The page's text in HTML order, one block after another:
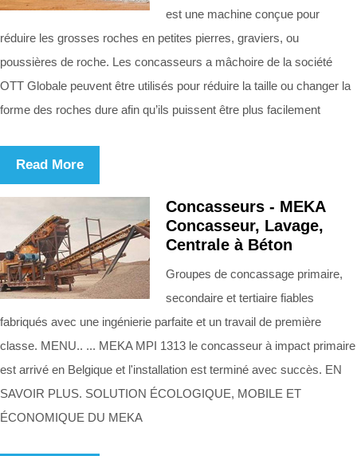
est une machine conçue pour
réduire les grosses roches en petites pierres, graviers, ou
poussières de roche. Les concasseurs a mâchoire de la société
OTT Globale peuvent être utilisés pour réduire la taille ou changer la
forme des roches dure afin qu’ils puissent être plus facilement
Read More
Concasseurs - MEKA
Concasseur, Lavage,
Centrale à Béton
Groupes de concassage primaire,
secondaire et tertiaire fiables
fabriqués avec une ingénierie parfaite et un travail de première
classe. MENU.. ... MEKA MPI 1313 le concasseur à impact primaire
est arrivé en Belgique et l'installation est terminé avec succès. EN
SAVOIR PLUS. SOLUTION ÉCOLOGIQUE, MOBILE ET
ÉCONOMIQUE DU MEKA